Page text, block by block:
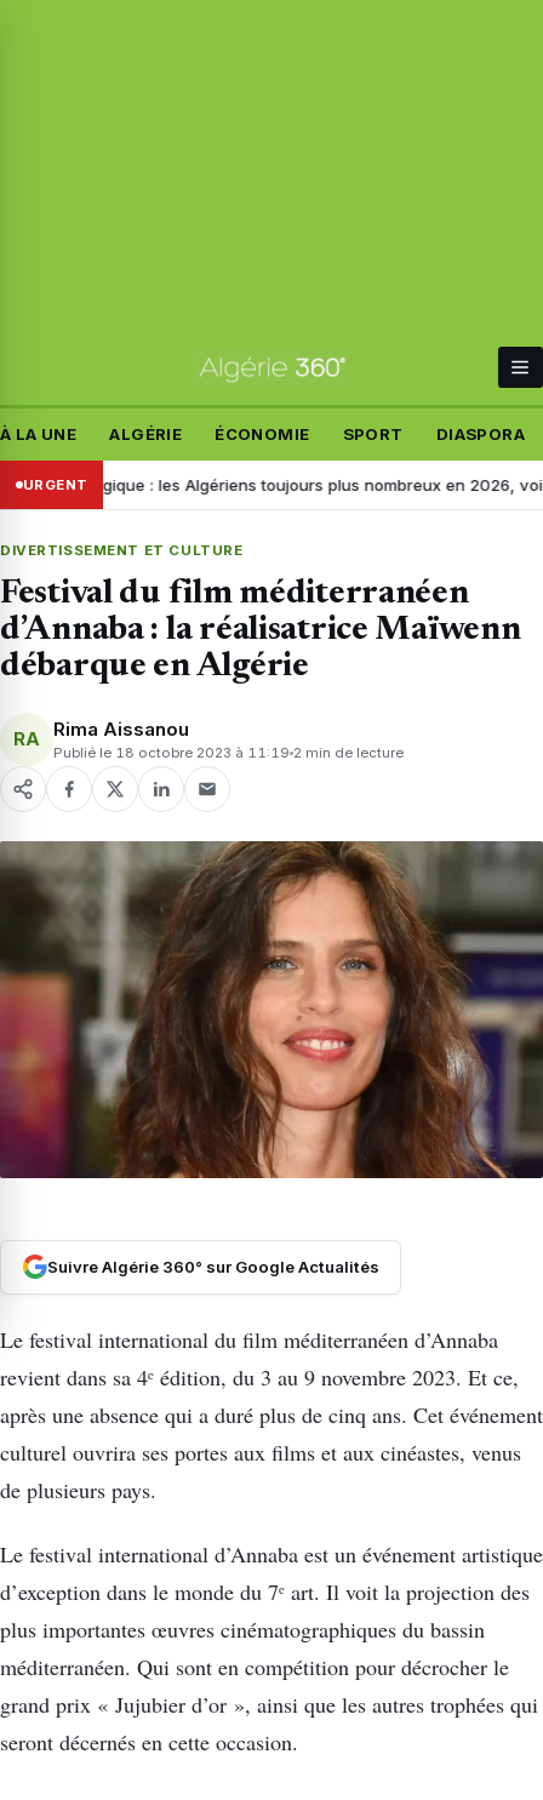
À LA UNE ALGÉRIE ÉCONOMIE SPORT DIASPORA
URGENT: les Algériens toujours plus nombreux en 2026, voici les
DIVERTISSEMENT ET CULTURE
Festival du film méditerranéen
d’Annaba : la réalisatrice Maïwenn
débarque en Algérie
RA Rima Aissanou
Publié le 18 octobre 2023 à 11:19 2 min de lecture
Suivre Algérie 360° sur Google Actualités
Le festival international du film méditerranéen d’Annaba
revient dans sa 4ᵉ édition, du 3 au 9 novembre 2023. Et ce,
après une absence qui a duré plus de cinq ans. Cet événement
culturel ouvrira ses portes aux films et aux cinéastes, venus
de plusieurs pays.
Le festival international d’Annaba est un événement artistique
d’exception dans le monde du 7ᵉ art. Il voit la projection des
plus importantes œuvres cinématographiques du bassin
méditerranéen. Qui sont en compétition pour décrocher le
grand prix « Jujubier d’or », ainsi que les autres trophées qui
seront décernés en cette occasion.